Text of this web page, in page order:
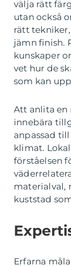
välja rätt
utan också
rätt
jämn finish.
kunskaper
vet hur de
som kan
Att anlita en
innebära
anpassad
klimat.
förståelsen
materialval,
kuststad
Erfarna